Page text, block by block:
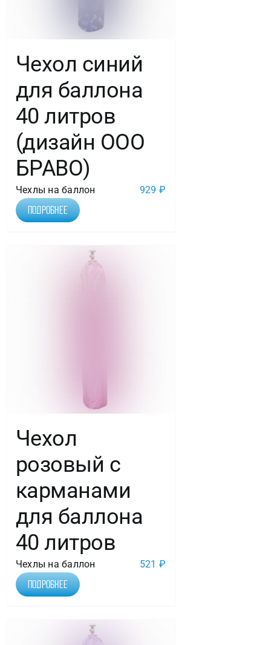
Чехол синий
для баллона
40 литров
(дизайн ООО
БРАВО)
Чехлы на баллон 929 ₽
Подробнее
Чехол
розовый с
карманами
для баллона
40 литров
Чехлы на баллон 521 ₽
Подробнее